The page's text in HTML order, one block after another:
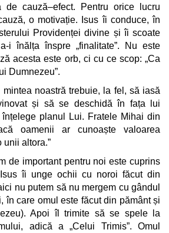
de cauză–efect. Pentru orice lucru
o motivație. Isus îi conduce, în
Providenței divine și îi scoate
i înălța înspre „finalitate”. Nu este
acesta este orb, ci cu ce scop: „Ca
Dumnezeu”.
noastră trebuie, la fel, să iasă
și să se deschidă în fața lui
planul Lui. Fratele Mihai din
oamenii ar cunoaște valoarea
unii altora.”
de important pentru noi este cuprins
îi unge ochii cu noroi făcut din
nu putem să nu mergem cu gândul
în care omul este făcut din pământ și
Apoi îl trimite să se spele la
adică a „Celui Trimis”. Omul